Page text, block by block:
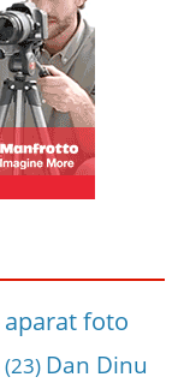
aparat foto
(23) Dan Dinu